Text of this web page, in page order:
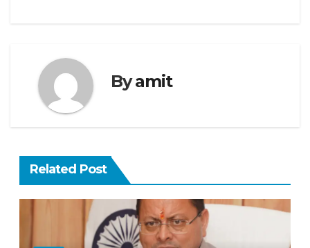
Byamit
Related Post